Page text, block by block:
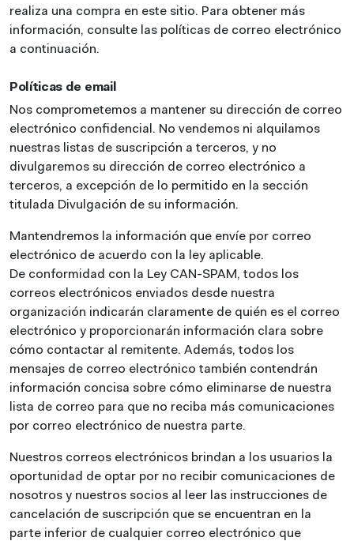
realiza una compra en este sitio. Para obtener más
información, consulte las políticas de correo electrónico
a continuación.
Políticas de email
Nos comprometemos a mantener su dirección de correo
electrónico confidencial. No vendemos ni alquilamos
nuestras listas de suscripción a terceros, y no
divulgaremos su dirección de correo electrónico a
terceros, a excepción de lo permitido en la sección
titulada Divulgación de su información.
Mantendremos la información que envíe por correo
electrónico de acuerdo con la ley aplicable.
De conformidad con la Ley CAN-SPAM, todos los
correos electrónicos enviados desde nuestra
organización indicarán claramente de quién es el correo
electrónico y proporcionarán información clara sobre
cómo contactar al remitente. Además, todos los
mensajes de correo electrónico también contendrán
información concisa sobre cómo eliminarse de nuestra
lista de correo para que no reciba más comunicaciones
por correo electrónico de nuestra parte.
Nuestros correos electrónicos brindan a los usuarios la
oportunidad de optar por no recibir comunicaciones de
nosotros y nuestros socios al leer las instrucciones de
cancelación de suscripción que se encuentran en la
parte inferior de cualquier correo electrónico que